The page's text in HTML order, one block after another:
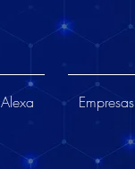
Alexa Empresas